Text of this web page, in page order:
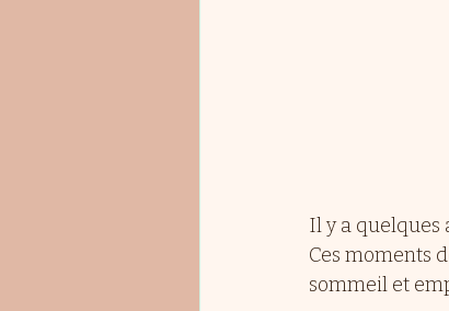
Il y a quelques
Ces moments
sommeil et